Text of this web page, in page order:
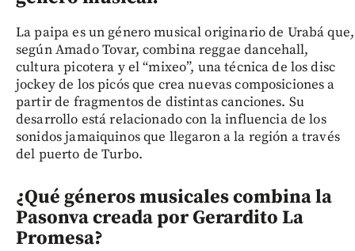
La paipa es un género musical originario de Urabá que,
según Amado Tovar, combina reggae dancehall,
cultura picotera y el “mixeo”, una técnica de los disc
jockey de los picós que crea nuevas composiciones a
partir de fragmentos de distintas canciones. Su
desarrollo está relacionado con la influencia de los
sonidos jamaiquinos que llegaron a la región a través
del puerto de Turbo.
¿Qué géneros musicales combina la
Pasonva creada por Gerardito La
Promesa?